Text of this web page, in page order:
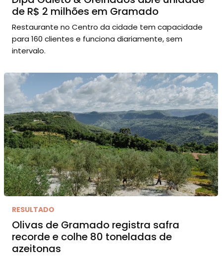
de R$ 2 milhões em Gramado
Restaurante no Centro da cidade tem capacidade
para 160 clientes e funciona diariamente, sem
intervalo.
RESULTADO
Olivas de Gramado registra safra
recorde e colhe 80 toneladas de
azeitonas